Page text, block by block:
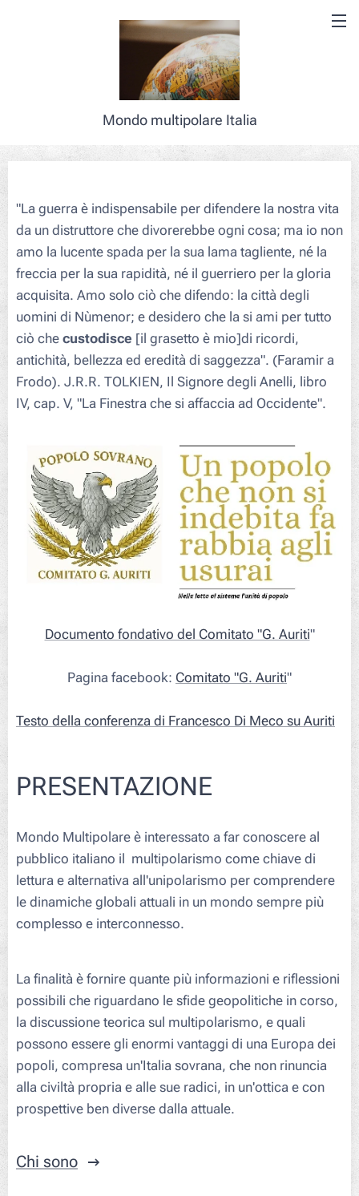
Mondo multipolare Italia
"La guerra è indispensabile per difendere la nostra vita
da un distruttore che divorerebbe ogni cosa; ma io non
amo la lucente spada per la sua lama tagliente, né la
freccia per la sua rapidità, né il guerriero per la gloria
acquisita. Amo solo ciò che difendo: la città degli
uomini di Nùmenor; e desidero che la si ami per tutto
ciò che custodisce [il grasetto è mio]di ricordi,
antichità, bellezza ed eredità di saggezza". (Faramir a
Frodo). J.R.R. TOLKIEN, Il Signore degli Anelli, libro
IV, cap. V, "La Finestra che si affaccia ad Occidente".
Documento fondativo del Comitato "G. Auriti"
Pagina facebook: Comitato "G. Auriti"
Testo della conferenza di Francesco Di Meco su Auriti
PRESENTAZIONE
Mondo Multipolare è interessato a far conoscere al
pubblico italiano il multipolarismo come chiave di
lettura e alternativa all'unipolarismo per comprendere
le dinamiche globali attuali in un mondo sempre più
complesso e interconnesso.
La finalità è fornire quante più informazioni e riflessioni
possibili che riguardano le sfide geopolitiche in corso,
la discussione teorica sul multipolarismo, e quali
possono essere gli enormi vantaggi di una Europa dei
popoli, compresa un'Italia sovrana, che non rinuncia
alla civiltà propria e alle sue radici, in un'ottica e con
prospettive ben diverse dalla attuale.
Chi sono